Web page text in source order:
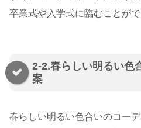
卒業式や入学式に臨むことがで
2-2.春らしい明るい色
案
春らしい明るい色合いのコー